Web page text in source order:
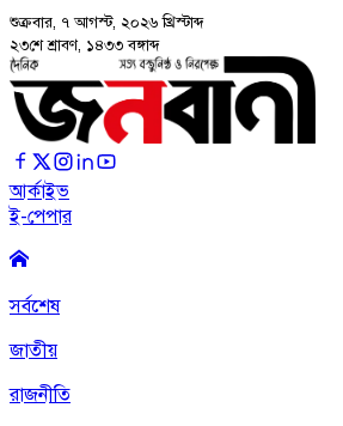
শুক্রবার, ৭ আগস্ট, ২০২৬ খ্রিস্টাব্দ
২৩শে শ্রাবণ, ১৪৩৩ বঙ্গাব্দ
আর্কাইভ
ই-পেপার
সর্বশেষ
জাতীয়
রাজনীতি